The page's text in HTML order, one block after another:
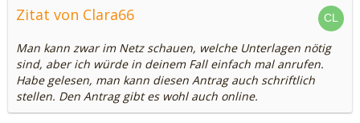
Zitat von Clara66
Man kann zwar im Netz schauen, welche Unterlagen nötig
sind, aber ich würde in deinem Fall einfach mal anrufen.
Habe gelesen, man kann diesen Antrag auch schriftlich
stellen. Den Antrag gibt es wohl auch online.